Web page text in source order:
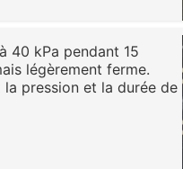
40 kPa pendant 15
légèrement ferme.
pression et la durée de